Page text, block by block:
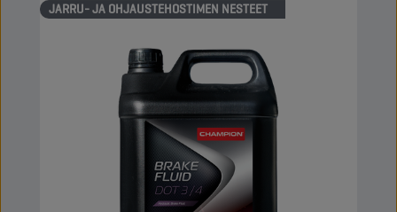
JARRU- JA OHJAUSTEHOSTIMEN NESTEET